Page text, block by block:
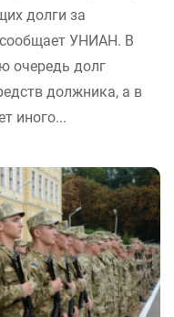
долги за
УНИАН. В
очередь долг
должника, а в
иного...